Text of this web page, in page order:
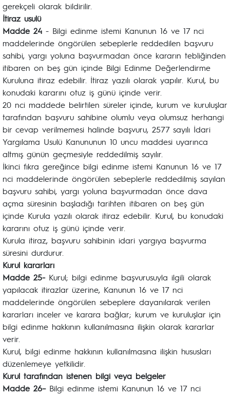
gerekçeli olarak bildirilir.
İtiraz usulü
Madde 24 - Bilgi edinme istemi Kanunun 16 ve 17 nci
maddelerinde öngörülen sebeplerle reddedilen başvuru
sahibi, yargı yoluna başvurmadan önce kararın tebliğinden
itibaren on beş gün içinde Bilgi Edinme Değerlendirme
Kuruluna itiraz edebilir. İtiraz yazılı olarak yapılır. Kurul, bu
konudaki kararını otuz iş günü içinde verir.
20 nci maddede belirtilen süreler içinde, kurum ve kuruluşlar
tarafından başvuru sahibine olumlu veya olumsuz herhangi
bir cevap verilmemesi halinde başvuru, 2577 sayılı İdari
Yargılama Usulü Kanununun 10 uncu maddesi uyarınca
altmış günün geçmesiyle reddedilmiş sayılır.
İkinci fıkra gereğince bilgi edinme istemi Kanunun 16 ve 17
nci maddelerinde öngörülen sebeplerle reddedilmiş sayılan
başvuru sahibi, yargı yoluna başvurmadan önce dava
açma süresinin başladığı tarihten itibaren on beş gün
içinde Kurula yazılı olarak itiraz edebilir. Kurul, bu konudaki
kararını otuz iş günü içinde verir.
Kurula itiraz, başvuru sahibinin idari yargıya başvurma
süresini durdurur.
Kurul kararları
Madde 25- Kurul; bilgi edinme başvurusuyla ilgili olarak
yapılacak itirazlar üzerine, Kanunun 16 ve 17 nci
maddelerinde öngörülen sebeplere dayanılarak verilen
kararları inceler ve karara bağlar; kurum ve kuruluşlar için
bilgi edinme hakkının kullanılmasına ilişkin olarak kararlar
verir.
Kurul, bilgi edinme hakkının kullanılmasına ilişkin hususları
düzenlemeye yetkilidir.
Kurul tarafından istenen bilgi veya belgeler
Madde 26– Bilgi edinme istemi Kanunun 16 ve 17 nci